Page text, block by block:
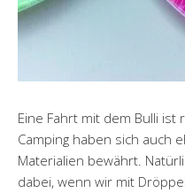
Eine Fahrt mit dem Bulli ist
Camping haben sich auch
Materialien bewährt.
dabei, wenn wir mit